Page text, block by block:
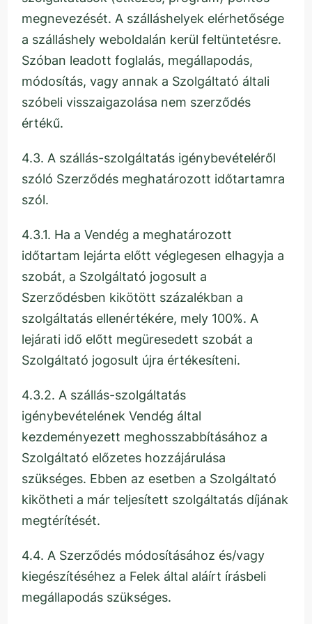
megnevezését. A szálláshelyek elérhetősége
a szálláshely weboldalán kerül feltüntetésre.
Szóban leadott foglalás, megállapodás,
módosítás, vagy annak a Szolgáltató általi
szóbeli visszaigazolása nem szerződés
értékű.
4.3. A szállás-szolgáltatás igénybevételéről
szóló Szerződés meghatározott időtartamra
szól.
4.3.1. Ha a Vendég a meghatározott
időtartam lejárta előtt véglegesen elhagyja a
szobát, a Szolgáltató jogosult a
Szerződésben kikötött százalékban a
szolgáltatás ellenértékére, mely 100%. A
lejárati idő előtt megüresedett szobát a
Szolgáltató jogosult újra értékesíteni.
4.3.2. A szállás-szolgáltatás
igénybevételének Vendég által
kezdeményezett meghosszabbításához a
Szolgáltató előzetes hozzájárulása
szükséges. Ebben az esetben a Szolgáltató
kikötheti a már teljesített szolgáltatás díjának
megtérítését.
4.4. A Szerződés módosításához és/vagy
kiegészítéséhez a Felek által aláírt írásbeli
megállapodás szükséges.